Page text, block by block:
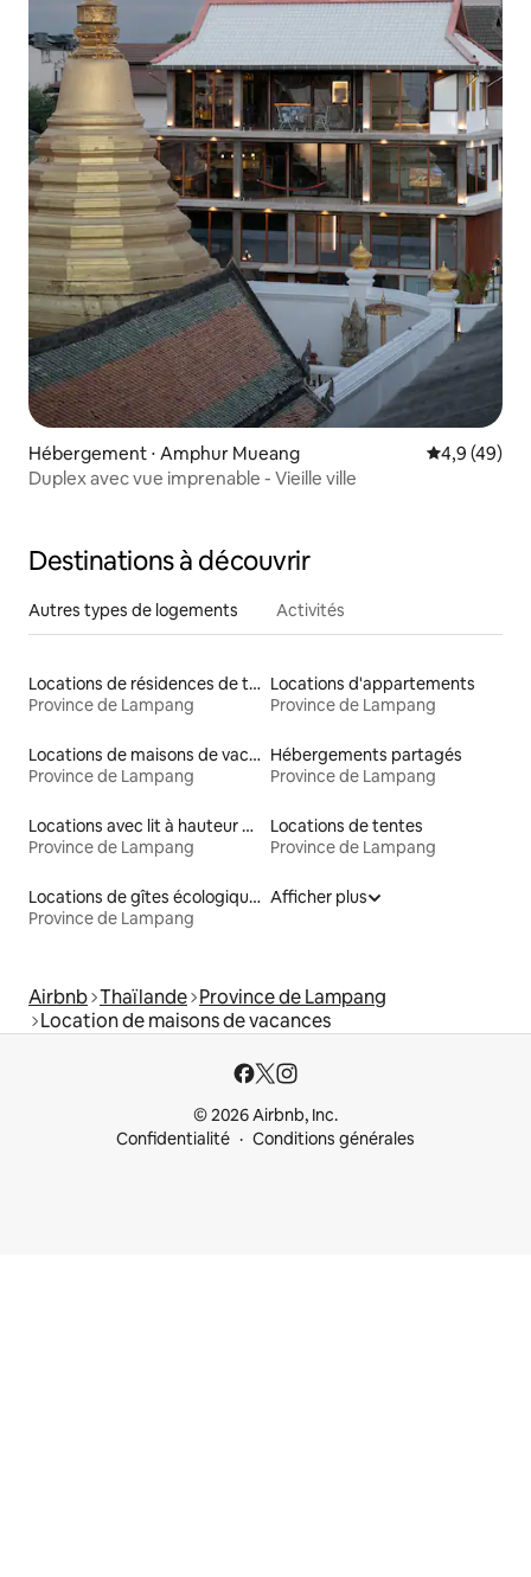
Hébergement ⋅ Amphur Mueang Évaluation
4,9 (49)
Duplex avec vue imprenable - Vieille ville
Destinations à découvrir
Autres types de logements Activités
Locations de résidences de tourisme
Province de Lampang
Locations d'appartements
Province de Lampang
Locations de maisons de vacances
Province de Lampang
Hébergements partagés
Province de Lampang
Locations avec lit à hauteur adaptée
Province de Lampang
Locations de tentes
Province de Lampang
Locations de gîtes écologiques
Province de Lampang
Afficher plus
Airbnb Thaïlande Province de Lampang
Location de maisons de vacances
© 2026 Airbnb, Inc.
Confidentialité
Conditions générales